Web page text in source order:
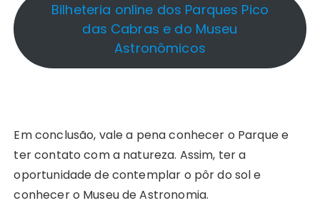
Bilheteria online dos Parques Pico
das Cabras e do Museu
Astronômicos
Em conclusão, vale a pena conhecer o Parque e
ter contato com a natureza. Assim, ter a
oportunidade de contemplar o pôr do sol e
conhecer o Museu de Astronomia.